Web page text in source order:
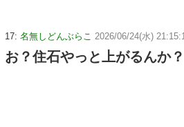
17: 名無しどんぶらこ 2026/06/24(水)
お？住石やっと上がるんか？